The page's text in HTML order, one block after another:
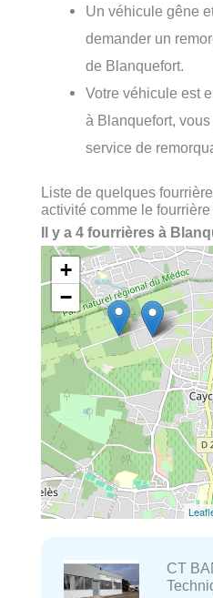
Un véhicule gêne
demander un
de Blanquefort.
Votre véhicule est
à Blanquefort,
service de
Liste de quelques
activité comme le
Il y a 4 fourrières à
+
−
CT